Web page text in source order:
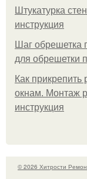
Штукатурка
инструкция
Шаг обрешетка
для обрешетки
Как
окнам. Монтаж
инструкция
© 2026 Хитрости